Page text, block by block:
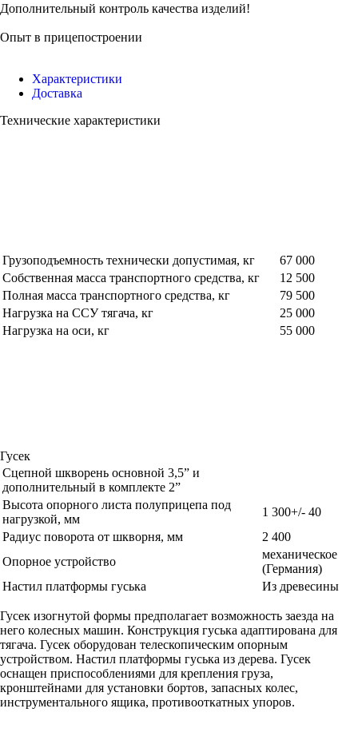
Дополнительный контроль качества изделий!
Опыт в прицепостроении
Характеристики
Доставка
Технические характеристики
Грузоподъемность технически допустимая, кг
67 000
Собственная масса транспортного средства, кг
12 500
Полная масса транспортного средства, кг
79 500
Нагрузка на ССУ тягача, кг
25 000
Нагрузка на оси, кг
55 000
Гусек
Сцепной шкворень основной 3,5” и
дополнительный в комплекте 2”
Высота опорного листа полуприцепа под
нагрузкой, мм
1 300+/- 40
Радиус поворота от шкворня, мм
2 400
Опорное устройство
механическое
(Германия)
Настил платформы гуська
Из древесины
Гусек изогнутой формы предполагает возможность заезда на
него колесных машин. Конструкция гуська адаптирована для
тягача. Гусек оборудован телескопическим опорным
устройством. Настил платформы гуська из дерева. Гусек
оснащен приспособлениями для крепления груза,
кронштейнами для установки бортов, запасных колес,
инструментального ящика, противооткатных упоров.